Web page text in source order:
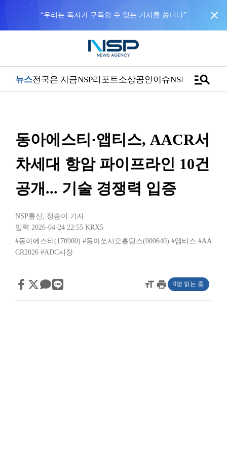
“우리는 독자가 구독할 수 있는 기사를 씁니다” close
뉴스전국은 지금NSP리포트소상공인이슈NSPTVmanage_search
​동아에스티·앱티스, AACR서
차세대 항암 파이프라인 10건
공개... 기술 경쟁력 입증
NSP통신 , 정송이 기자
입력 2026-04-24 22:55 KRX5
#동아에스티(170900) #동아쏘시오홀딩스(000640) #앱티스 #AA
CR2026 #ADC시장
format_sizeprint 0명 읽는 중